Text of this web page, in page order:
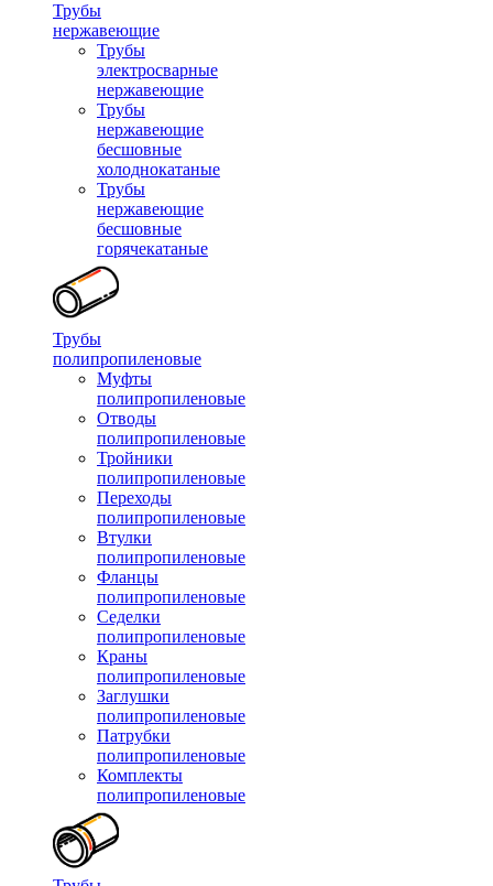
Трубы
нержавеющие
Трубы
электросварные
нержавеющие
Трубы
нержавеющие
бесшовные
холоднокатаные
Трубы
нержавеющие
бесшовные
горячекатаные
Трубы
полипропиленовые
Муфты
полипропиленовые
Отводы
полипропиленовые
Тройники
полипропиленовые
Переходы
полипропиленовые
Втулки
полипропиленовые
Фланцы
полипропиленовые
Седелки
полипропиленовые
Краны
полипропиленовые
Заглушки
полипропиленовые
Патрубки
полипропиленовые
Комплекты
полипропиленовые